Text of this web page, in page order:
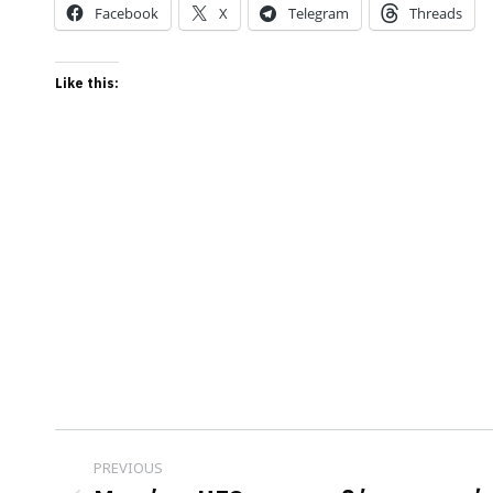
Facebook X Telegram Threads
Like this:
Post
PREVIOUS